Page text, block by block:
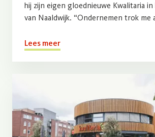
hij zijn eigen gloednieuwe Kwalitaria
van Naaldwijk. “Ondernemen trok me
Lees meer